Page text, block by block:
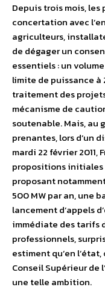
Depuis trois mois,
concertation avec
agriculteurs,
de dégager un
essentiels : un
limite de puissance à
traitement des
mécanisme de
soutenable. Mais, au
prenantes, lors d’un
mardi 22 février
propositions initiales
proposant
500 MW par an, une
lancement d’appels
immédiate des tarifs
professionnels,
estiment qu’en
Conseil Supérieur de
une telle ambition.